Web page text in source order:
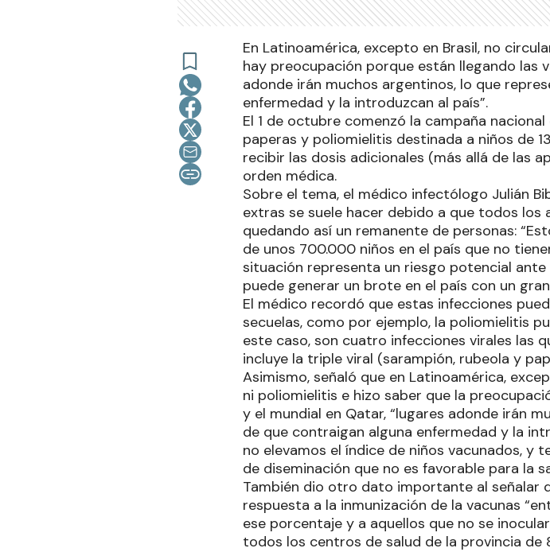
En Latinoamérica, excepto en Brasil, no
hay preocupación porque están llegando las
adonde irán muchos argentinos, lo que
enfermedad y la introduzcan al país”.
El 1 de octubre comenzó la campaña
paperas y poliomielitis destinada a niños de
recibir las dosis adicionales (más allá de las
orden médica.
Sobre el tema, el médico infectólogo Julián
extras se suele hacer debido a que todos los
quedando así un remanente de personas:
de unos 700.000 niños en el país que no
situación representa un riesgo potencial
puede generar un brote en el país con un
El médico recordó que estas infecciones
secuelas, como por ejemplo, la poliomielitis
este caso, son cuatro infecciones virales las
incluye la triple viral (sarampión, rubeola y
Asimismo, señaló que en Latinoamérica,
ni poliomielitis e hizo saber que la
y el mundial en Qatar, “lugares adonde irán
de que contraigan alguna enfermedad y la
no elevamos el índice de niños vacunados,
de diseminación que no es favorable para la
También dio otro dato importante al señalar
respuesta a la inmunización de la vacunas
ese porcentaje y a aquellos que no se
todos los centros de salud de la provincia de